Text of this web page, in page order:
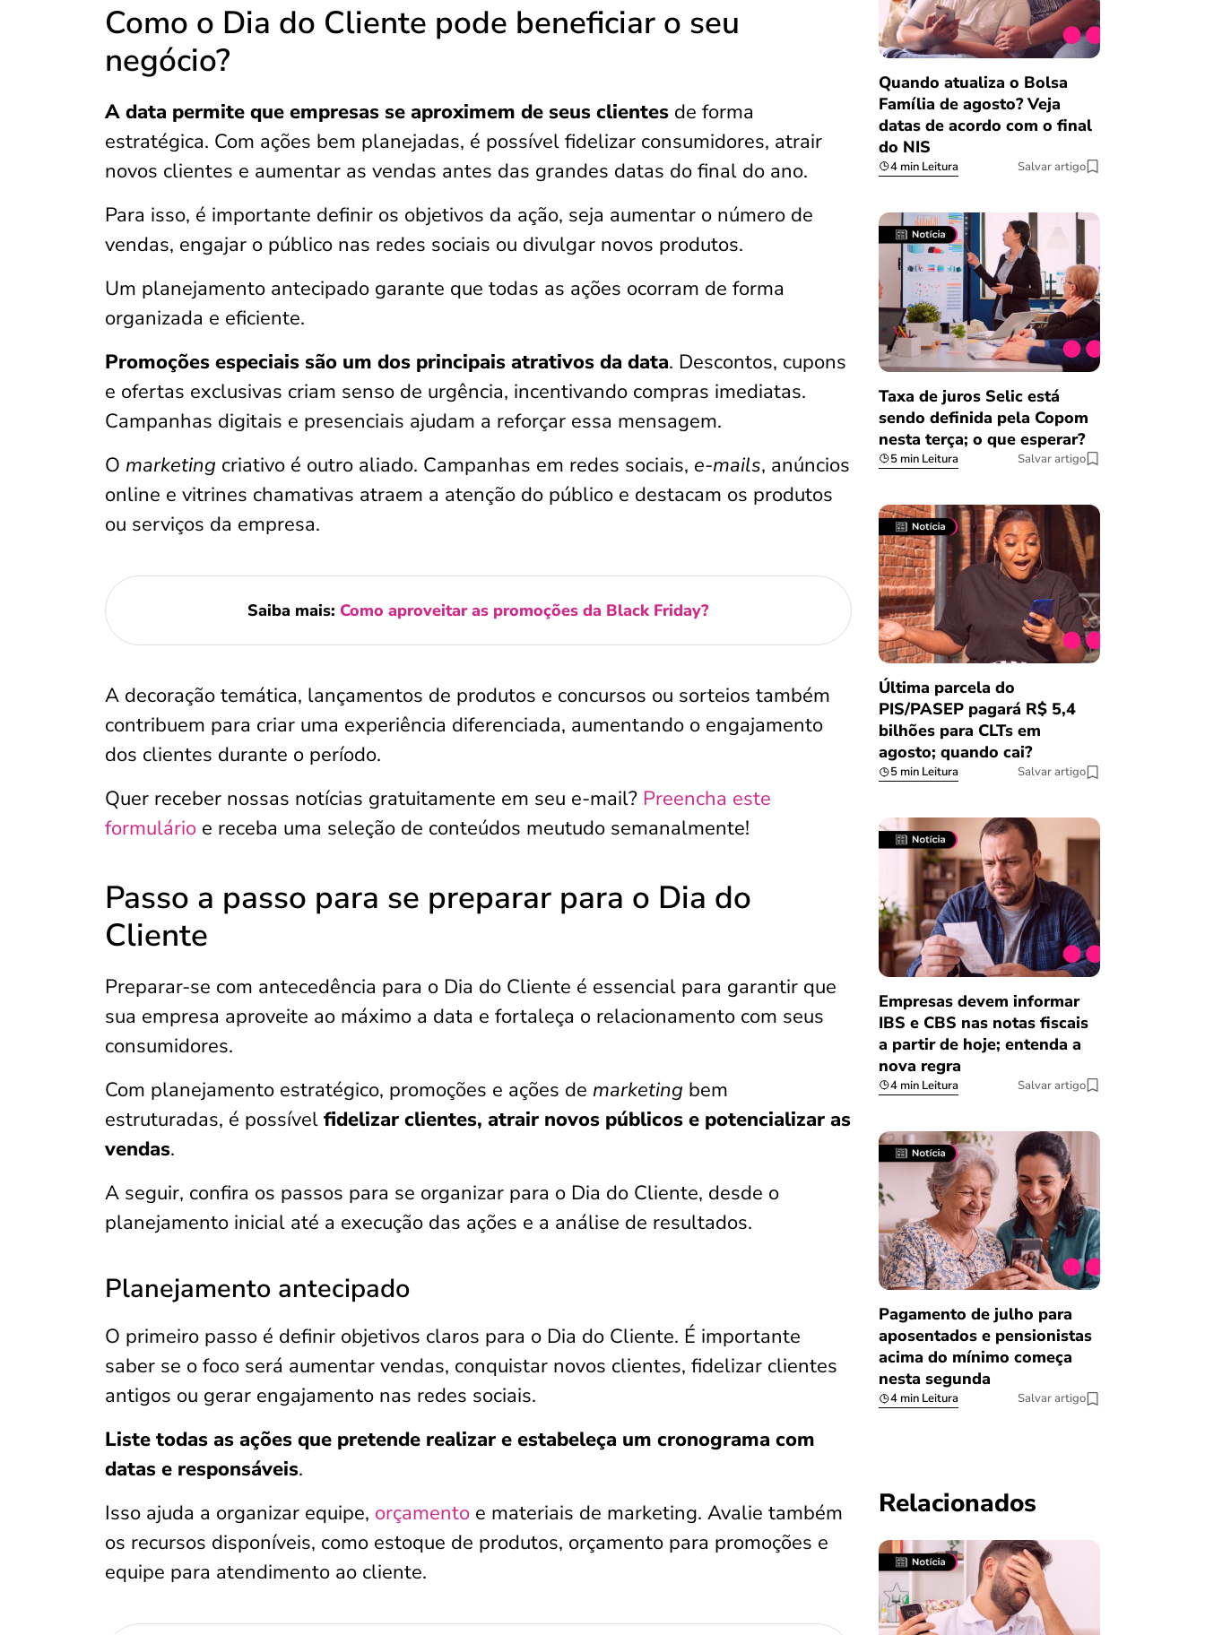
Como o Dia do Cliente pode beneficiar o seu
negócio?
A data permite que empresas se aproximem de seus clientes de forma
estratégica. Com ações bem planejadas, é possível fidelizar consumidores, atrair
novos clientes e aumentar as vendas antes das grandes datas do final do ano.
Para isso, é importante definir os objetivos da ação, seja aumentar o número de
vendas, engajar o público nas redes sociais ou divulgar novos produtos.
Um planejamento antecipado garante que todas as ações ocorram de forma
organizada e eficiente.
Promoções especiais são um dos principais atrativos da data. Descontos, cupons
e ofertas exclusivas criam senso de urgência, incentivando compras imediatas.
Campanhas digitais e presenciais ajudam a reforçar essa mensagem.
O marketing criativo é outro aliado. Campanhas em redes sociais, e-mails, anúncios
online e vitrines chamativas atraem a atenção do público e destacam os produtos
ou serviços da empresa.
Saiba mais: Como aproveitar as promoções da Black Friday?
A decoração temática, lançamentos de produtos e concursos ou sorteios também
contribuem para criar uma experiência diferenciada, aumentando o engajamento
dos clientes durante o período.
Quer receber nossas notícias gratuitamente em seu e-mail? Preencha este
formulário e receba uma seleção de conteúdos meutudo semanalmente!
Passo a passo para se preparar para o Dia do
Cliente
Preparar-se com antecedência para o Dia do Cliente é essencial para garantir que
sua empresa aproveite ao máximo a data e fortaleça o relacionamento com seus
consumidores.
Com planejamento estratégico, promoções e ações de marketing bem
estruturadas, é possível fidelizar clientes, atrair novos públicos e potencializar as
vendas.
A seguir, confira os passos para se organizar para o Dia do Cliente, desde o
planejamento inicial até a execução das ações e a análise de resultados.
Planejamento antecipado
O primeiro passo é definir objetivos claros para o Dia do Cliente. É importante
saber se o foco será aumentar vendas, conquistar novos clientes, fidelizar clientes
antigos ou gerar engajamento nas redes sociais.
Liste todas as ações que pretende realizar e estabeleça um cronograma com
datas e responsáveis.
Isso ajuda a organizar equipe, orçamento e materiais de marketing. Avalie também
os recursos disponíveis, como estoque de produtos, orçamento para promoções e
equipe para atendimento ao cliente.
Quando atualiza o Bolsa
Família de agosto? Veja
datas de acordo com o final
do NIS
4 min Leitura Salvar artigo
Taxa de juros Selic está
sendo definida pela Copom
nesta terça; o que esperar?
5 min Leitura Salvar artigo
Última parcela do
PIS/PASEP pagará R$ 5,4
bilhões para CLTs em
agosto; quando cai?
5 min Leitura Salvar artigo
Empresas devem informar
IBS e CBS nas notas fiscais
a partir de hoje; entenda a
nova regra
4 min Leitura Salvar artigo
Pagamento de julho para
aposentados e pensionistas
acima do mínimo começa
nesta segunda
4 min Leitura Salvar artigo
Relacionados